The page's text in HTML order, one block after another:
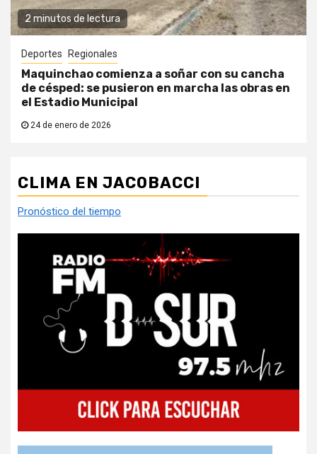
2 minutos de lectura
Deportes Regionales
Maquinchao comienza a soñar con su cancha
de césped: se pusieron en marcha las obras en
el Estadio Municipal
24 de enero de 2026
CLIMA EN JACOBACCI
Pronóstico del tiempo